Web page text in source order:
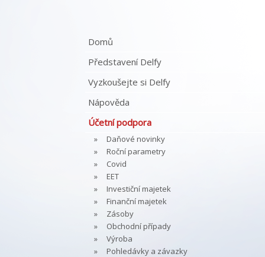
Domů
Představení Delfy
Vyzkoušejte si Delfy
Nápověda
Účetní podpora
Daňové novinky
Roční parametry
Covid
EET
Investiční majetek
Finanční majetek
Zásoby
Obchodní případy
Výroba
Pohledávky a závazky